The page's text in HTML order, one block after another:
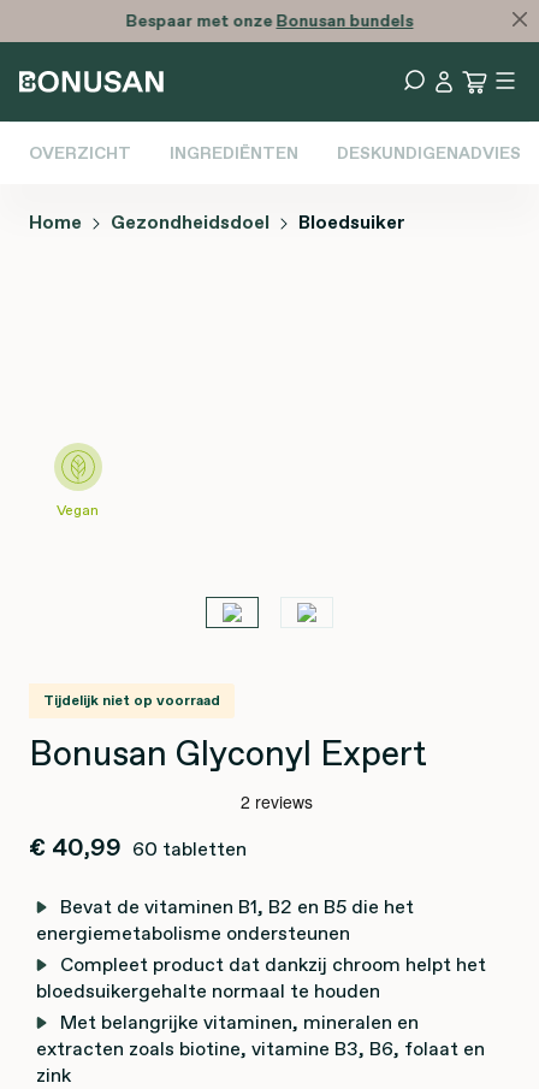
Bespaar met onzeBonusan bundels
OVERZICHT INGREDIËNTEN DESKUNDIGENADVIES
Home Gezondheidsdoel Bloedsuiker
Vegan
Tijdelijk niet op voorraad
Bonusan Glyconyl Expert
€ 40,99 60 tabletten
Bevat de vitaminen B1, B2 en B5 die het
energiemetabolisme ondersteunen
Compleet product dat dankzij chroom helpt het
bloedsuikergehalte normaal te houden
Met belangrijke vitaminen, mineralen en
extracten zoals biotine, vitamine B3, B6, folaat en
zink